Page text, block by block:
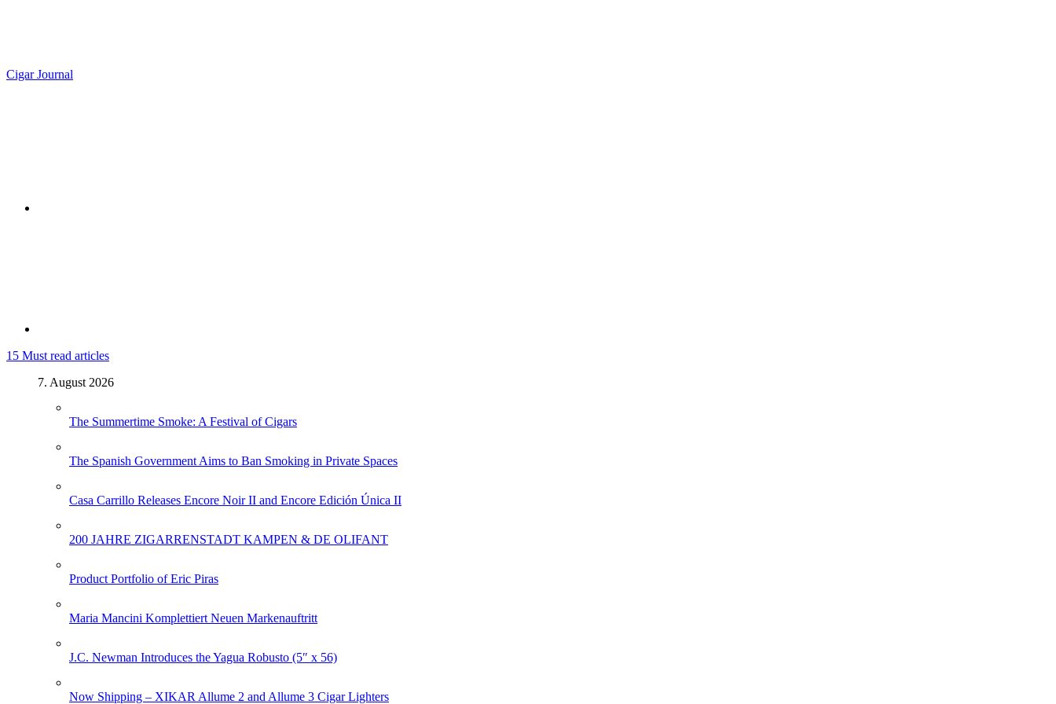
Cigar Journal
15 Must read articles
7. August 2026
The Summertime Smoke: A Festival of Cigars
The Spanish Government Aims to Ban Smoking in Private Spaces
Casa Carrillo Releases Encore Noir II and Encore Edición Única II
200 JAHRE ZIGARRENSTADT KAMPEN & DE OLIFANT
Product Portfolio of Eric Piras
Maria Mancini Komplettiert Neuen Markenauftritt
J.C. Newman Introduces the Yagua Robusto (5″ x 56)
Now Shipping – XIKAR Allume 2 and Allume 3 Cigar Lighters